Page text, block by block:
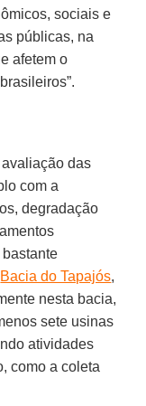
sociais e
públicas, na
afetem o
das
com a
degradação
Bacia do Tapajós,
nesta bacia,
sete usinas
atividades
como a coleta